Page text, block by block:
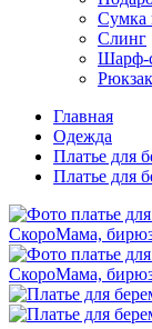
Сумка
Слинг
Шарф-
Главная
Одежда
Платье для
Платье для